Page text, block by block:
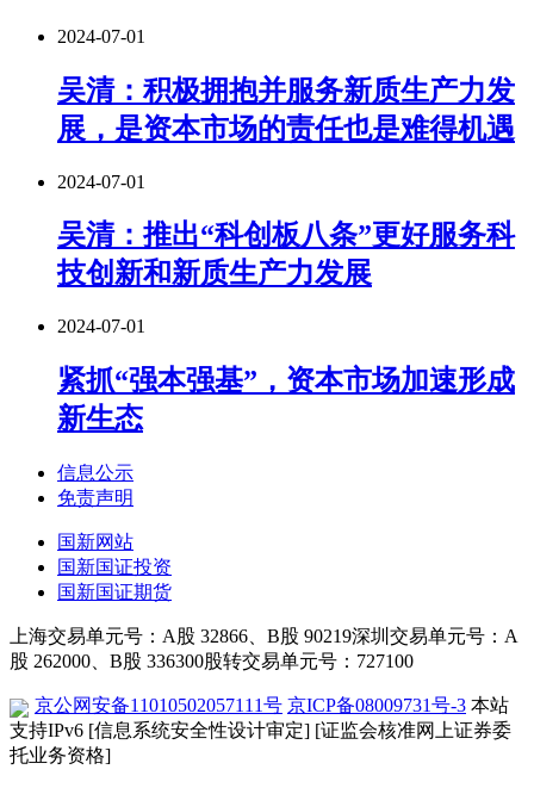
2024-07-01
吴清：积极拥抱并服务新质生产力发
展，是资本市场的责任也是难得机遇
2024-07-01
吴清：推出“科创板八条”更好服务科
技创新和新质生产力发展
2024-07-01
紧抓“强本强基”，资本市场加速形成
新生态
信息公示
免责声明
国新网站
国新国证投资
国新国证期货
上海交易单元号：A股 32866、B股 90219深圳交易单元号：A
股 262000、B股 336300股转交易单元号：727100
京公网安备11010502057111号 京ICP备08009731号-3 本站
支持IPv6 [信息系统安全性设计审定] [证监会核准网上证券委
托业务资格]